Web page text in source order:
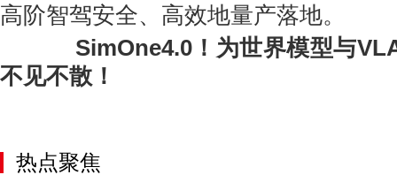
高阶智驾安全、高效地量产落地。
SimOne4.0！为世界模型与
不见不散！
热点聚焦